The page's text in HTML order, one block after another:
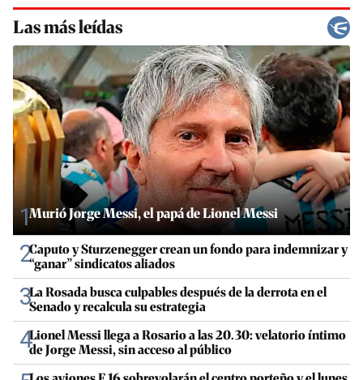
Las más leídas
1Murió Jorge Messi, el papá de Lionel Messi
2Caputo y Sturzenegger crean un fondo para indemnizar y
“ganar” sindicatos aliados
3La Rosada busca culpables después de la derrota en el
Senado y recalcula su estrategia
4Lionel Messi llega a Rosario a las 20.30: velatorio íntimo
de Jorge Messi, sin acceso al público